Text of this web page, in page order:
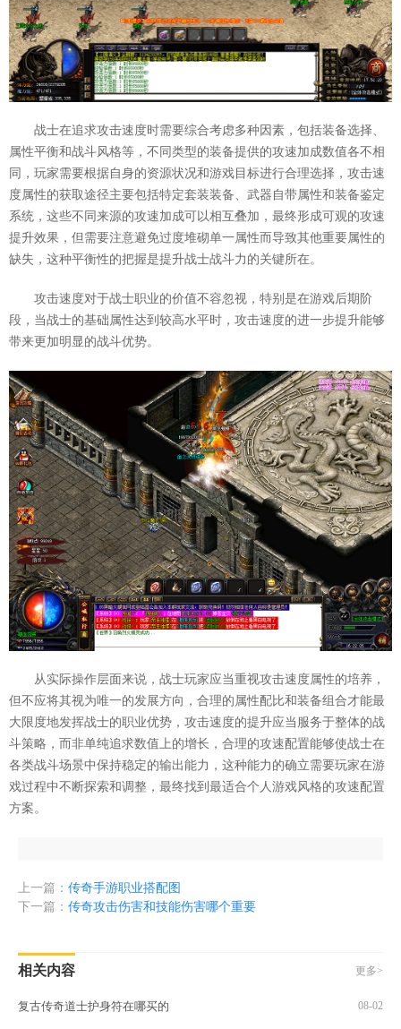
战士在追求攻击速度时需要综合考虑多种因素，包括装备选择、
属性平衡和战斗风格等，不同类型的装备提供的攻速加成数值各不相
同，玩家需要根据自身的资源状况和游戏目标进行合理选择，攻击速
度属性的获取途径主要包括特定套装装备、武器自带属性和装备鉴定
系统，这些不同来源的攻速加成可以相互叠加，最终形成可观的攻速
提升效果，但需要注意避免过度堆砌单一属性而导致其他重要属性的
缺失，这种平衡性的把握是提升战士战斗力的关键所在。
攻击速度对于战士职业的价值不容忽视，特别是在游戏后期阶
段，当战士的基础属性达到较高水平时，攻击速度的进一步提升能够
带来更加明显的战斗优势。
从实际操作层面来说，战士玩家应当重视攻击速度属性的培养，
但不应将其视为唯一的发展方向，合理的属性配比和装备组合才能最
大限度地发挥战士的职业优势，攻击速度的提升应当服务于整体的战
斗策略，而非单纯追求数值上的增长，合理的攻速配置能够使战士在
各类战斗场景中保持稳定的输出能力，这种能力的确立需要玩家在游
戏过程中不断探索和调整，最终找到最适合个人游戏风格的攻速配置
方案。
上一篇： 传奇手游职业搭配图
下一篇： 传奇攻击伤害和技能伤害哪个重要
相关内容 更多>
复古传奇道士护身符在哪买的 08-02